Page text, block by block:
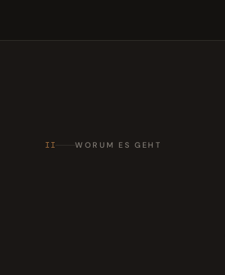
II WORUM ES GEHT